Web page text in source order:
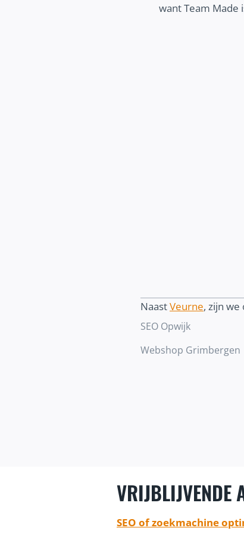
want Team Made
NaastVeurne, zijn we
SEO Opwijk
Webshop Grimbergen
VRIJBLIJVENDE
SEO of zoekmachine